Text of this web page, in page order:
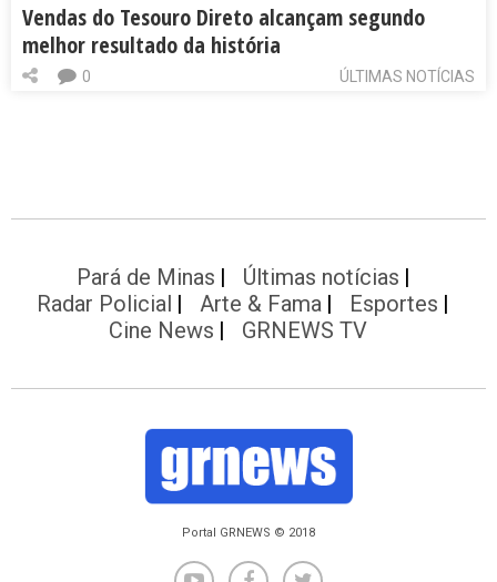
Vendas do Tesouro Direto alcançam segundo
melhor resultado da história
ÚLTIMAS NOTÍCIAS
0
Pará de Minas
Últimas notícias
Radar Policial
Arte & Fama
Esportes
Cine News
GRNEWS TV
Portal GRNEWS © 2018